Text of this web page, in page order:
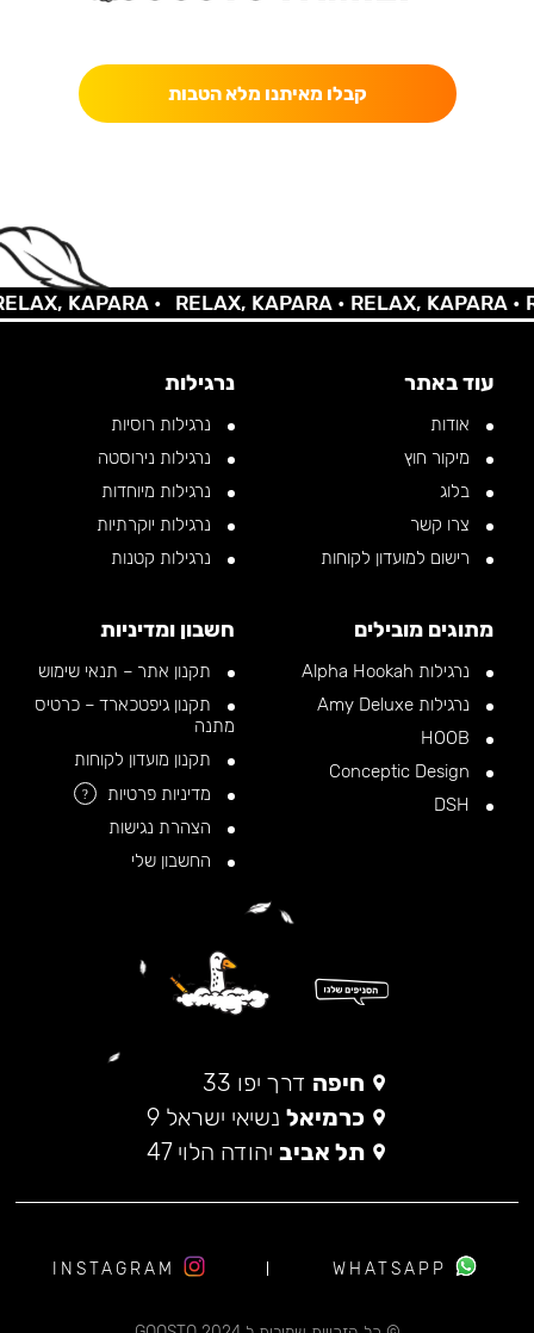
קבלו מאיתנו מלא הטבות
KAPARA • RELAX, KAPARA •RELAX, KAPARA •
עוד באתר
אודות
מיקור חוץ
בלוג
צרו קשר
רישום למועדון לקוחות
נרגילות
נרגילות רוסיות
נרגילות נירוסטה
נרגילות מיוחדות
נרגילות יוקרתיות
נרגילות קטנות
מתוגים מובילים
נרגילות Alpha Hookah
נרגילות Amy Deluxe
חשבון ומדיניות
תקנון אתר – תנאי שימוש
תקנון גיפטכארד – כרטיס
מתנה
תקנון מועדון לקוחות
מדיניות פרטיות
?
הצהרת נגישות
החשבון שלי
חיפה דרך יפו 33
כרמיאל נשיאי ישראל 9
תל אביב יהודה הלוי 47
WHATSAPP
INSTAGRAM